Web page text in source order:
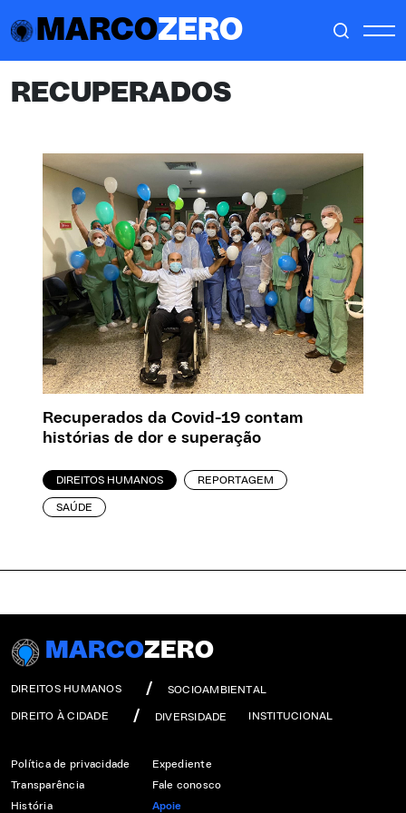
MARCOZERO
RECUPERADOS
Recuperados da Covid-19 contam
histórias de dor e superação
DIREITOS HUMANOS REPORTAGEM
SAÚDE
MARCOZERO
DIREITOS HUMANOS SOCIOAMBIENTAL
DIREITO À CIDADE DIVERSIDADE INSTITUCIONAL
Política de privacidade
Transparência
História
Expediente
Fale conosco
Apoie